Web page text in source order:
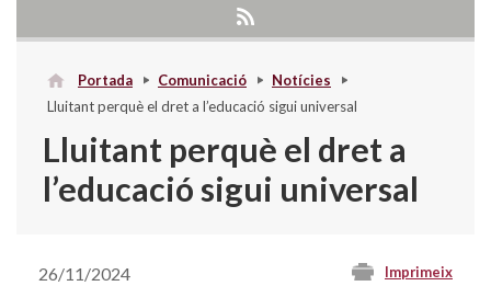
Portada Comunicació
Notícies
Lluitant perquè el dret a l’educació sigui universal
Lluitant perquè el dret a
l’educació sigui universal
Imprimeix
26/11/2024